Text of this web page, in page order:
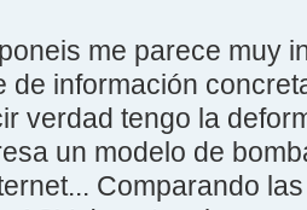
me parece muy
de información
verdad tengo la
un modelo de
Comparando